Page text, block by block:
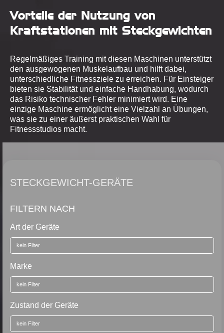
Vorteile der Nutzung von
Kraftstationen mit Steckgewichten
Regelmäßiges Training mit diesen Maschinen unterstützt
den ausgewogenen Muskelaufbau und hilft dabei,
unterschiedliche Fitnessziele zu erreichen. Für Einsteiger
bieten sie Stabilität und einfache Handhabung, wodurch
das Risiko technischer Fehler minimiert wird. Eine
einzige Maschine ermöglicht eine Vielzahl an Übungen,
was sie zu einer äußerst praktischen Wahl für
Fitnessstudios macht.
STECKGEWICHT-GERÄTE
FILTERN NACH
Art der Geräte
Marke
Zustand der Geräte